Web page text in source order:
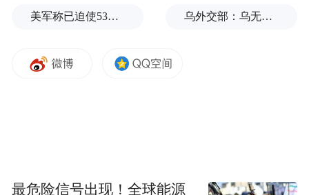
至周三傍晚仍可能出现警报级强降雨；东京
凤凰卫视梁佳、大泽大介 日本东京报道
美军称已迫使53艘商船改变航线 乌外交部：乌无意向保加利亚方向发射任何装备
最危险信号出现！全球能源